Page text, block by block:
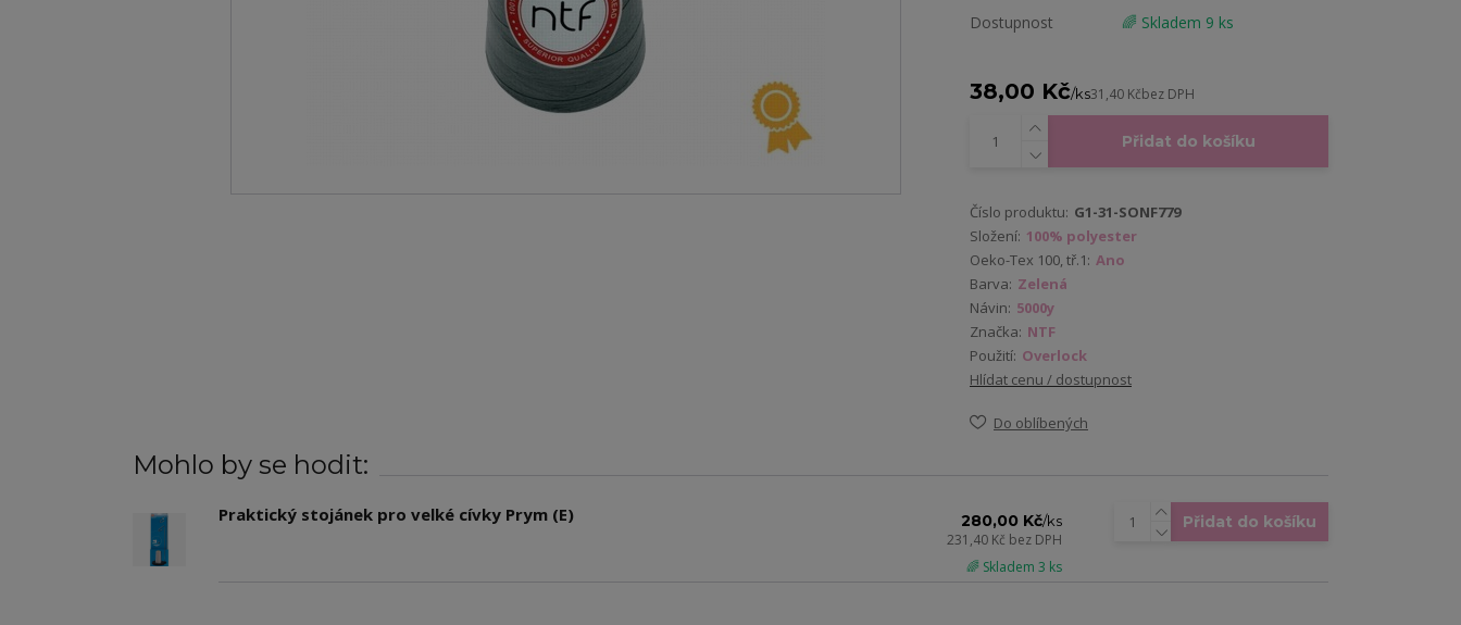
Dostupnost 🌈 Skladem 9 ks
38,00 Kč/ks31,40 Kčbez DPH
Přidat do košíku
Číslo produktu: G1-31-SONF779
Složení: 100% polyester
Oeko-Tex 100, tř.1: Ano
Barva: Zelená
Návin: 5000y
Značka: NTF
Použití: Overlock
Hlídat cenu / dostupnost
Do oblíbených
Mohlo by se hodit:
Praktický stojánek pro velké cívky Prym (E) 280,00 Kč/ks
231,40 Kč bez DPH
🌈 Skladem 3 ks
Přidat do košíku